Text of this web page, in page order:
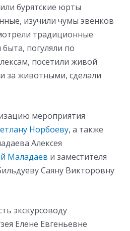
бурятские юрты
изучили чумы эвенков
традиционные
погуляли по
посетили живой
за животными, сделали
мероприятия
Норбоеву, а также
Алексея
Маладаев и заместителя
Саяну Викторовну
экскурсоводу
Елене Евгеньевне